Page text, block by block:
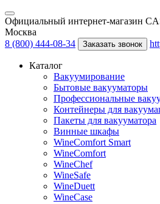
Официальный интернет-магазин
Москва
8 (800) 444-08-34
Заказать звонок
Каталог
Вакуумирование
Бытовые вакууматоры
Профессиональные
Контейнеры для
Пакеты для вакууматора
Винные шкафы
WineComfort Smart
WineComfort
WineChef
WineSafe
WineDuett
WineCase